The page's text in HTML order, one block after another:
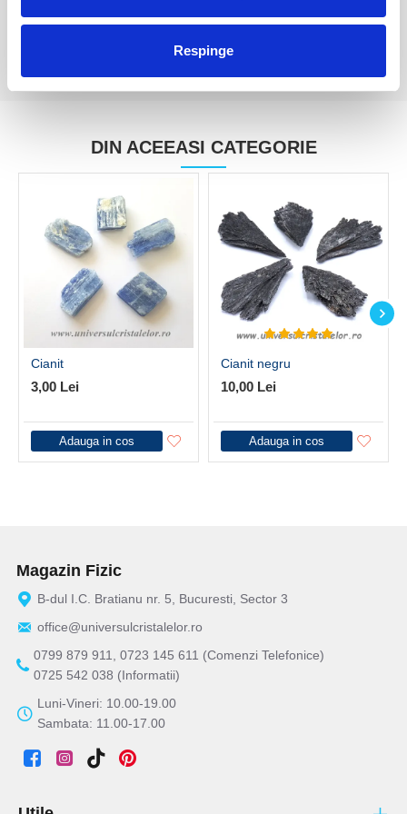
Respinge
DIN ACEEASI CATEGORIE
Cianit
3,00 Lei
Adauga in cos
Cianit negru
10,00 Lei
Adauga in cos
Magazin Fizic
B-dul I.C. Bratianu nr. 5, Bucuresti, Sector 3
office@universulcristalelor.ro
0799 879 911, 0723 145 611 (Comenzi Telefonice)
0725 542 038 (Informatii)
Luni-Vineri: 10.00-19.00
Sambata: 11.00-17.00